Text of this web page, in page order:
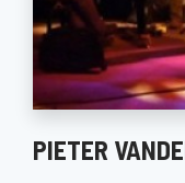
PIETER